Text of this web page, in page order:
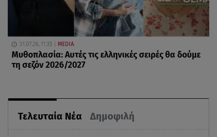
Τελευταία Νέα Δημοφιλή
31.07.26, 11:35 MEDIA
Μυθοπλασία: Αυτές τις ελληνικές σειρές θα δούμε
τη σεζόν 2026/2027